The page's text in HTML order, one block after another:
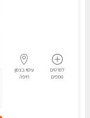
לפרטים
נוספים
עיסוי בצפון
חיפה